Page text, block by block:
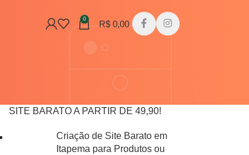
0 R$ 0,00
SITE BARATO A PARTIR DE 49,90!
Criação de Site Barato em
Itapema para Produtos ou